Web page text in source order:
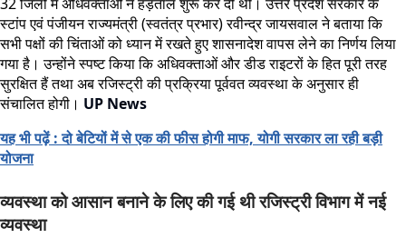
स्टांप एवं पंजीयन राज्यमंत्री (स्वतंत्र प्रभार) रवीन्द्र जायसवाल ने बताया कि
सभी पक्षों की चिंताओं को ध्यान में रखते हुए शासनादेश वापस लेने का निर्णय लिया
गया है। उन्होंने स्पष्ट किया कि अधिवक्ताओं और डीड राइटरों के हित पूरी तरह
सुरक्षित हैं तथा अब रजिस्ट्री की प्रक्रिया पूर्ववत व्यवस्था के अनुसार ही
संचालित होगी। UP News
यह भी पढ़ें : दो बेटियों में से एक की फीस होगी माफ, योगी सरकार ला रही बड़ी
योजना
व्यवस्था को आसान बनाने के लिए की गई थी रजिस्ट्री विभाग में नई
व्यवस्था